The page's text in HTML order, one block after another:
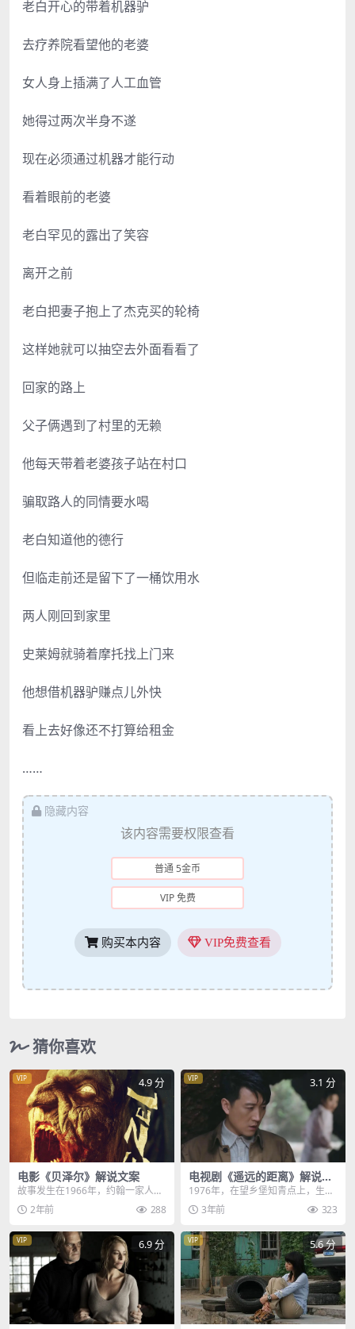
老白开心的带着机器驴
去疗养院看望他的老婆
女人身上插满了人工血管
她得过两次半身不遂
现在必须通过机器才能行动
看着眼前的老婆
老白罕见的露出了笑容
离开之前
老白把妻子抱上了杰克买的轮椅
这样她就可以抽空去外面看看了
回家的路上
父子俩遇到了村里的无赖
他每天带着老婆孩子站在村口
骗取路人的同情要水喝
老白知道他的德行
但临走前还是留下了一桶饮用水
两人刚回到家里
史莱姆就骑着摩托找上门来
他想借机器驴赚点儿外快
看上去好像还不打算给租金
……
隐藏内容
该内容需要权限查看
普通 5金币
VIP 免费
购买本内容 VIP免费查看
猜你喜欢
VIP 4.9 分
电影《贝泽尔》解说文案
故事发生在1966年，约翰一家人刚
刚搬到新家，位于纽约郊区的一栋
别墅，本来一家三...
2年前 288
VIP 3.1 分
电视剧《遥远的距离》解说文
案
1976年，在望乡堡知青点上，生活
着一群年轻的知青们，知青苏扬热
爱着小提琴，并在...
3年前 323
VIP 6.9 分 VIP 5.6 分